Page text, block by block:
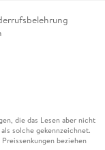
die das Lesen aber nicht
solche gekennzeichnet.
beziehen